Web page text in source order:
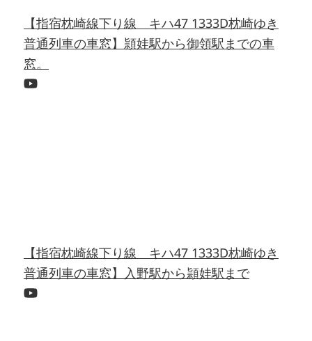
【指宿枕崎線下り線 キハ47 1333D枕崎ゆき
普通列車の車窓】頴娃駅から御領駅までの車
窓。
【指宿枕崎線下り線 キハ47 1333D枕崎ゆき
普通列車の車窓】入野駅から頴娃駅まで